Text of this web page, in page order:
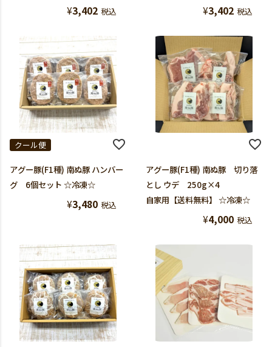
¥3,402 税込 ¥3,402 税込
クール便
アグー豚(F1種) 南ぬ豚 ハンバー
グ 6個セット ☆冷凍☆
¥3,480 税込
アグー豚(F1種) 南ぬ豚 切り落
とし ウデ 250g×4
自家用【送料無料】 ☆冷凍☆
¥4,000 税込